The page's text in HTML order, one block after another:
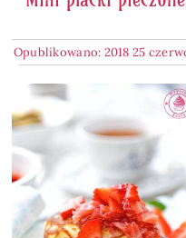
Opublikowano: 2018 25